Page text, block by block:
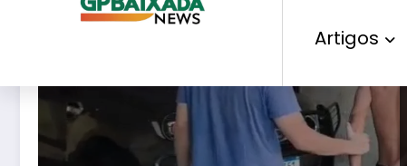
Artigos